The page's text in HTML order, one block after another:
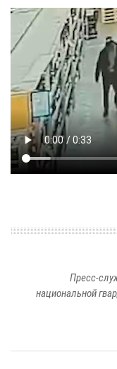
Пресс-
национальной